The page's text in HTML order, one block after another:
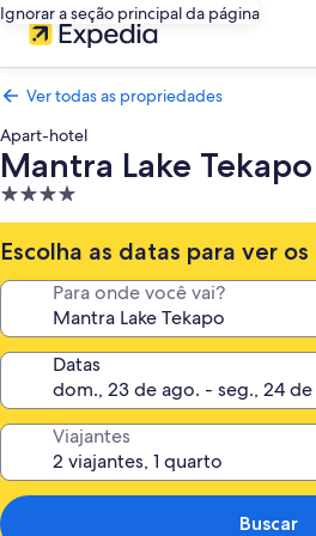
Ignorar a seção principal da página
Ver todas as propriedades
Apart-hotel
Mantra Lake Tekapo
Propriedade
4.0
estrelas
Escolha as datas para ver
Para onde você vai?
Datas
Viajantes
Buscar